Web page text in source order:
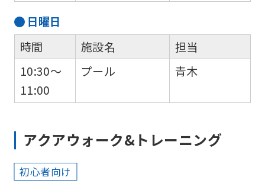
日曜日
時間
10:30～
11:00
施設名
プール
担当
青木
アクアウォーク&トレーニング
初心者向け
the
if
use